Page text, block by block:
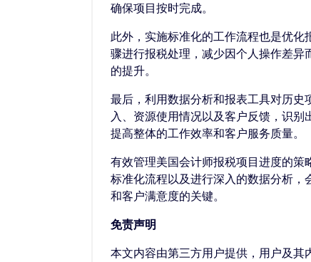
确保项目按时完成。
此外，实施标准化的工作流程也是优
骤进行报税处理，减少因个人操作差
的提升。
最后，利用数据分析和报表工具对历
入、资源使用情况以及客户反馈，识
提高整体的工作效率和客户服务质量。
有效管理美国会计师报税项目进度的
标准化流程以及进行深入的数据分析
和客户满意度的关键。
免责声明
本文内容由第三方用户提供，用户及其